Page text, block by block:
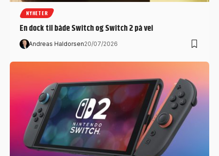
NYHETER
En dock til både Switch og Switch 2 på vei
Andreas Haldorsen20/07/2026